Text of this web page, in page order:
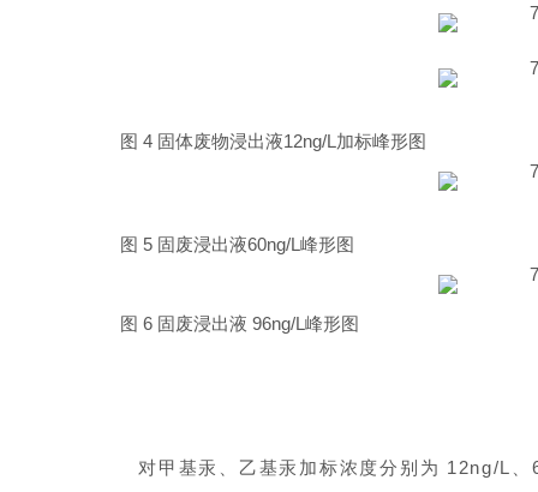
图 4 固体废物浸出液12ng/L加标峰形图
图 5 固废浸出液60ng/L峰形图
图 6 固废浸出液 96ng/L峰形图
对甲基汞、乙基汞加标浓度分别为 12ng/L